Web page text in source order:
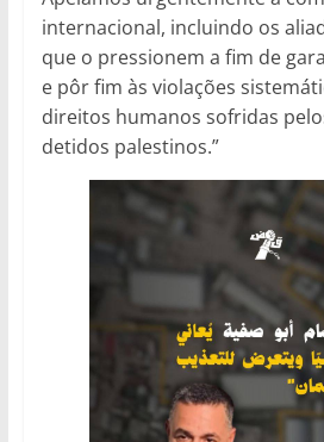
internacional, incluindo os
que o pressionem a fim de
e pôr fim às violações
direitos humanos sofridas
detidos palestinos.”